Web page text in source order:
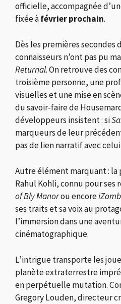
officielle, accompagnée
fixée àfévrier prochain.
Dès les premières secondes
connaisseurs n’ont pas pu
Returnal. On retrouve des
troisième personne, une
visuelles et une mise en
du savoir-faire de
développeurs insistent : si
marqueurs de leur
pas de lien narratif avec
Autre élément marquant : la
Rahul Kohli, connu pour ses
of Bly Manorou encore
ses traits et sa voix au
l’immersion dans une
cinématographique.
L’intrigue transporte les
planète extraterrestre
en perpétuelle mutation.
Gregory Louden, directeur